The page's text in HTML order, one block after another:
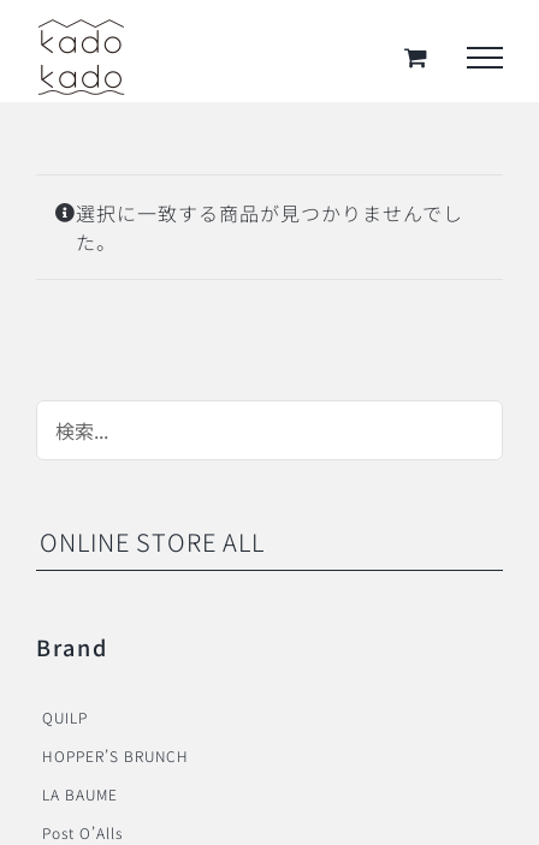
Skip
content
選択に一致する商品が見つかりませんでし
た。
ONLINE STORE ALL
Brand
QUILP
HOPPER’S BRUNCH
LA BAUME
Post O’Alls